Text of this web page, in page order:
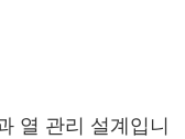
열 관리 설계입니